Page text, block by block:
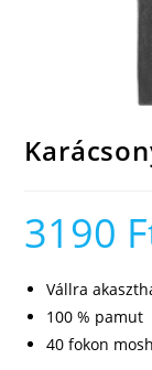
3190
Vállra
100 % pamut
40 fokon